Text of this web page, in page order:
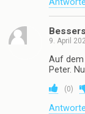
9. April
Auf
Peter.
(0)